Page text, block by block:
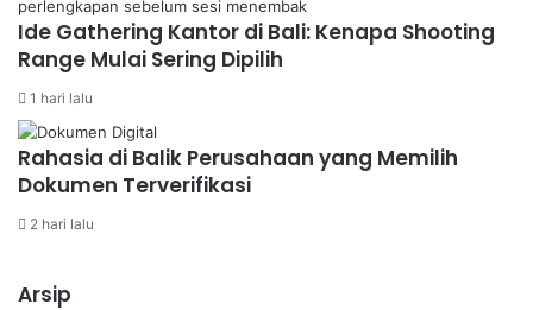
Ide Gathering Kantor di Bali: Kenapa Shooting
Range Mulai Sering Dipilih
1 hari lalu
Rahasia di Balik Perusahaan yang Memilih
Dokumen Terverifikasi
2 hari lalu
Arsip